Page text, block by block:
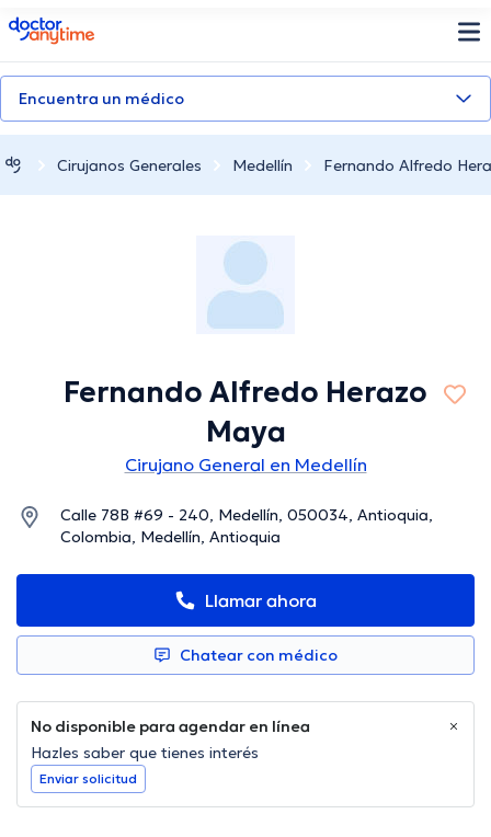
doctoranytime
Encuentra un médico
Cirujanos Generales Medellín Fernando Alfredo
Fernando Alfredo Herazo
Maya
Cirujano General en Medellín
Calle 78B #69 - 240, Medellín, 050034, Antioquia,
Colombia, Medellín, Antioquia
Llamar ahora
Chatear con médico
No disponible para agendar en línea
Hazles saber que tienes interés
Enviar solicitud